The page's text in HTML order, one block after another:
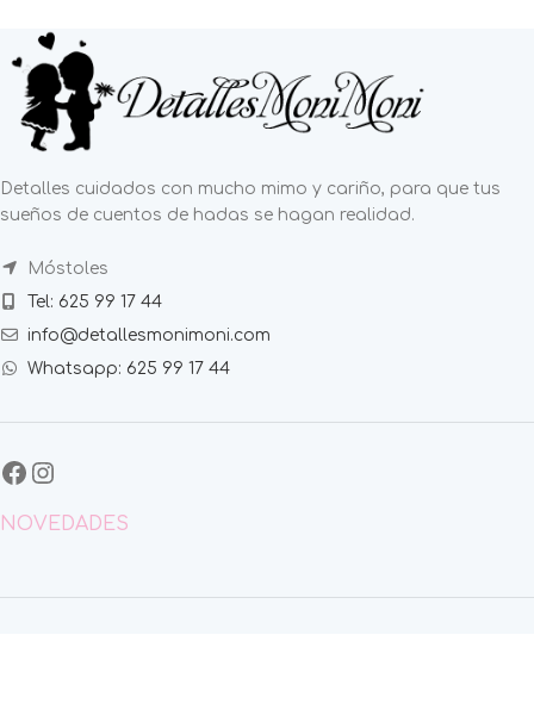
Detalles cuidados con mucho mimo y cariño, para que tus
sueños de cuentos de hadas se hagan realidad.
Móstoles
Tel: 625 99 17 44
info@detallesmonimoni.com
Whatsapp: 625 99 17 44
NOVEDADES